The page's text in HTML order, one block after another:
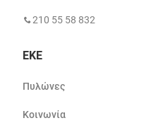
210 55 58 832
ΕΚΕ
Πυλώνες
Κοινωνία